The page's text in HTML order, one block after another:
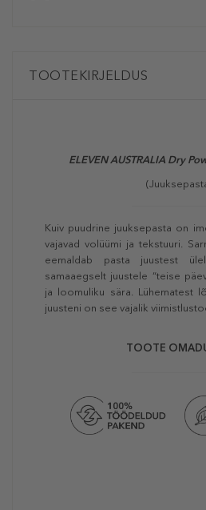
TOOTEKIRJELDUS
ELEVEN AUSTRALIA Dry
Kuiv puudrine juuksepasta on
vajavad volüümi ja tekstuuri.
eemaldab pasta juustest
samaaegselt juustele “teise
ja loomuliku sära. Lühematest
juusteni on see vajalik
TOOTE